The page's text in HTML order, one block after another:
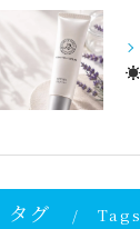
タグ Tags